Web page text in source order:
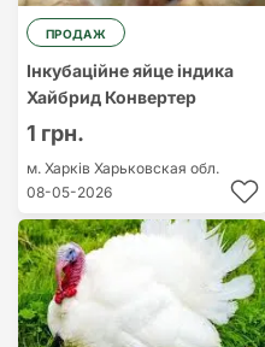
ПРОДАЖ
Інкубаційне яйце індика
Хайбрид Конвертер
1 грн.
м. Харків Харьковская обл.
08-05-2026